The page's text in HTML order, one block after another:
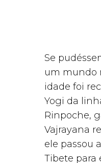
Se
um mundo
idade foi
Yogi da
Rinpoche,
Vajrayana
ele passou
Tibete para